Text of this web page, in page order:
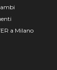
a Milano